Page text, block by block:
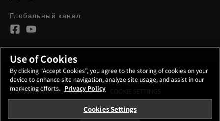
Глобальный канал
КОНТАКТЫ
ПОЛИТИКА КОНФИДЕНЦИАЛЬНОСТИ
УСЛОВИЯ ИСПОЛЬЗОВАНИЯ
COOKIE SETTINGS
Use of Cookies
By clicking “Accept Cookies”, you agree to the storing of cookies on your
device to enhance site navigation, analyze site usage, and assist in our
marketing efforts. Privacy Policy
Cookies Settings